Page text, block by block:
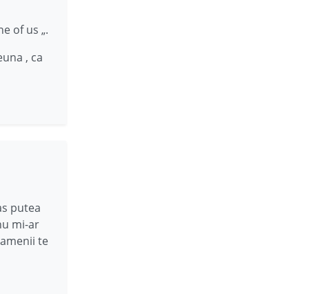
of us „.
, ca
putea
mi-ar
te